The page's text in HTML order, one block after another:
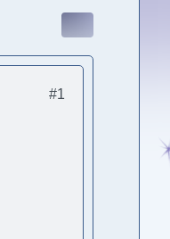
#1